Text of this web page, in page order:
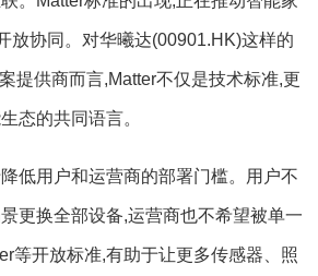
放协同。对华曦达(00901.HK)这样的
提供商而言,Matter不仅是技术标准,更
态的共同语言。
低用户和运营商的部署门槛。用户不
更换全部设备,运营商也不希望被单一
等开放标准,有助于让更多传感器、照